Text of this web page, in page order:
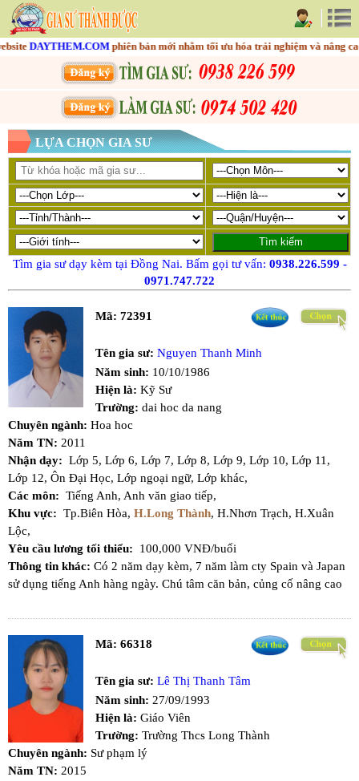
DAYTHEM.COMphiên bản mới nhằm tối ưu hóa trải nghiệm và nâng cao
LỰA CHỌN GIA SƯ
Tìm gia sư dạy kèm tại Đồng Nai. Bấm gọi tư vấn: 0938.226.599 -
0971.747.722
Mã: 72391
Tên gia sư: Nguyen Thanh Minh
Năm sinh: 10/10/1986
Hiện là: Kỹ Sư
Trường: dai hoc da nang
Chuyên ngành: Hoa hoc
Năm TN: 2011
Nhận dạy: Lớp 5, Lớp 6, Lớp 7, Lớp 8, Lớp 9, Lớp 10, Lớp 11,
Lớp 12, Ôn Đại Học, Lớp ngoại ngữ, Lớp khác,
Các môn: Tiếng Anh, Anh văn giao tiếp,
Khu vực: Tp.Biên Hòa, H.Long Thành, H.Nhơn Trạch, H.Xuân
Lộc,
Yêu cầu lương tối thiểu:
100,000 VNĐ/buổi
Thông tin khác: Có 2 năm dạy kèm, 7 năm làm cty Spain và Japan
sử dụng tiếng Anh hàng ngày. Chú tâm căn bản, củng cố nâng cao
Mã: 66318
Tên gia sư: Lê Thị Thanh Tâm
Năm sinh: 27/09/1993
Hiện là: Giáo Viên
Trường: Trường Thcs Long Thành
Chuyên ngành: Sư phạm lý
Năm TN: 2015